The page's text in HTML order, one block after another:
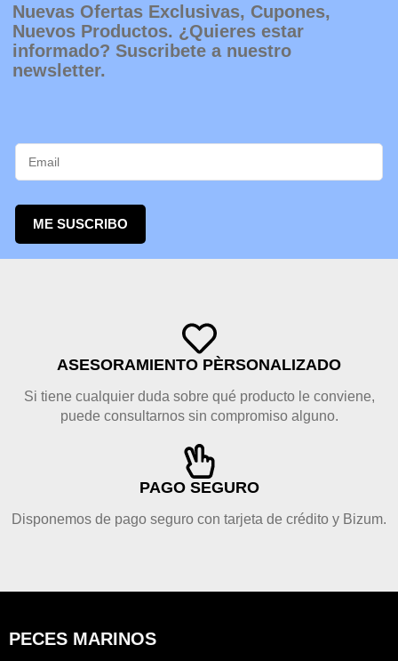
Nuevas Ofertas Exclusivas, Cupones,
Nuevos Productos. ¿Quieres estar
informado? Suscribete a nuestro
newsletter.
ME SUSCRIBO
ASESORAMIENTO PÈRSONALIZADO
Si tiene cualquier duda sobre qué producto le conviene,
puede consultarnos sin compromiso alguno.
PAGO SEGURO
Disponemos de pago seguro con tarjeta de crédito y Bizum.
PECES MARINOS